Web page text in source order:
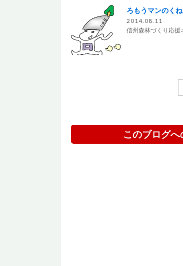
ろもうマンのく
2014.08.11
信州森林づくり応援
このブログ